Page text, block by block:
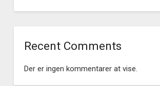
Recent Comments
Der er ingen kommentarer at vise.